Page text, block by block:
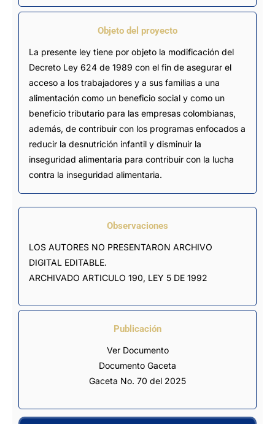
Objeto del proyecto
La presente ley tiene por objeto la modificación del
Decreto Ley 624 de 1989 con el fin de asegurar el
acceso a los trabajadores y a sus familias a una
alimentación como un beneficio social y como un
beneficio tributario para las empresas colombianas,
además, de contribuir con los programas enfocados a
reducir la desnutrición infantil y disminuir la
inseguridad alimentaria para contribuir con la lucha
contra la inseguridad alimentaria.
Observaciones
LOS AUTORES NO PRESENTARON ARCHIVO
DIGITAL EDITABLE.
ARCHIVADO ARTICULO 190, LEY 5 DE 1992
Publicación
Ver Documento
Documento Gaceta
Gaceta No. 70 del 2025